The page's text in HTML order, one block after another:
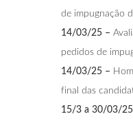
de impugnação
14/03/25 –
pedidos de
14/03/25 –
final das
15/3 a 30/03/